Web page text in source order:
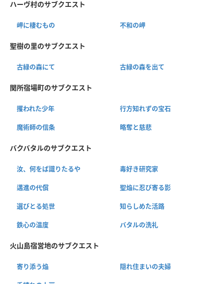
ハーヴ村のサブクエスト
岬に棲むもの 不和の岬
聖樹の里のサブクエスト
古緑の森にて 古緑の森を出て
関所宿場町のサブクエスト
攫われた少年 行方知れずの宝石
魔術師の信条 略奪と慈悲
バクバタルのサブクエスト
汝、何をば識りたるや 毒好き研究家
邁進の代償 聖焔に忍び寄る影
選びとる処世 知らしめた活路
鉄心の温度 バタルの洗礼
火山島宿営地のサブクエスト
寄り添う焔 隠れ住まいの夫婦